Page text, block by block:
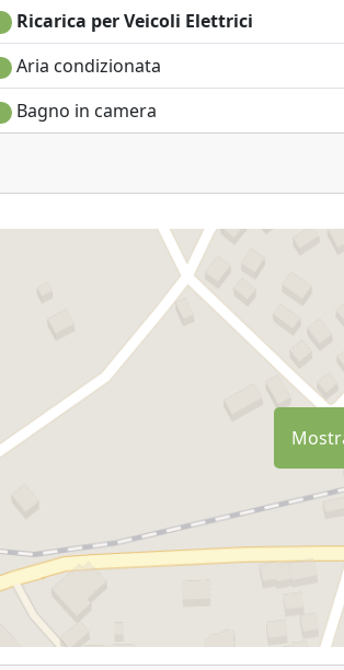
Ricarica per Veicoli Elettrici
Aria condizionata
Bagno in camera